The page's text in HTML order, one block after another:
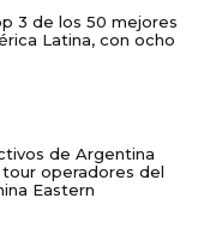
3 de los 50 mejores
Latina, con ocho
de Argentina
operadores del
Eastern